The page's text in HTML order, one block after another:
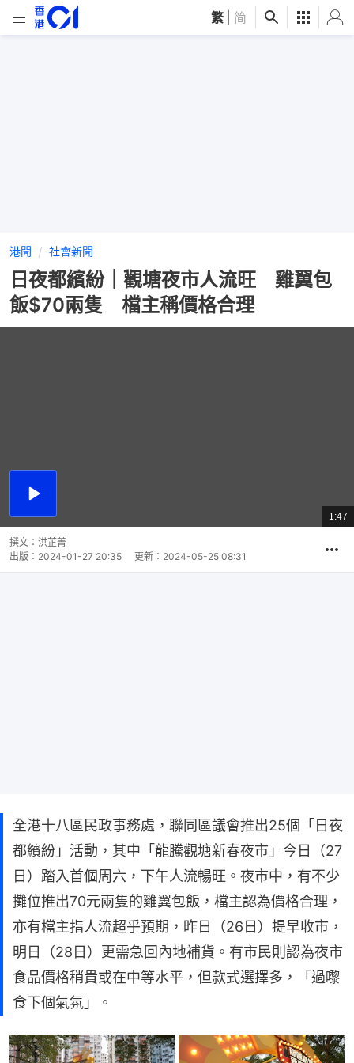
繁 简
港聞 社會新聞
日夜都繽紛｜觀塘夜市人流旺 雞翼包
飯$70兩隻 檔主稱價格合理
播
總
共
1:47
撰文： 洪芷菁
出版： 2024-01-27 20:35 更新： 2024-05-25 08:31
全港十八區民政事務處，聯同區議會推出25個「日夜
都繽紛」活動，其中「龍騰觀塘新春夜市」今日（27
日）踏入首個周六，下午人流暢旺。夜市中，有不少
攤位推出70元兩隻的雞翼包飯，檔主認為價格合理，
亦有檔主指人流超乎預期，昨日（26日）提早收市，
明日（28日）更需急回內地補貨。有市民則認為夜市
食品價格稍貴或在中等水平，但款式選擇多，「過嚟
食下個氣氛」。